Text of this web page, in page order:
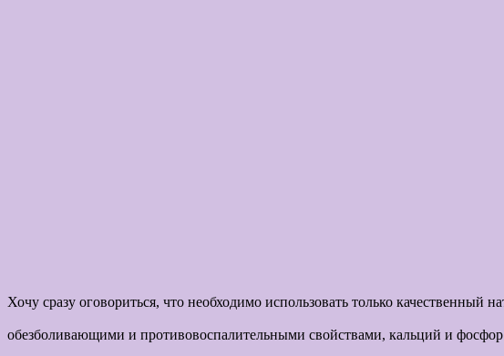
Хочу сразу оговориться, что необходимо использовать только
Витамины из яблок
обезболивающими и противовоспалительными свойствами, кальций и